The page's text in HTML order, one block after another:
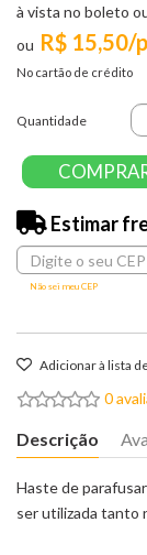
R$ 15,50/
No cartão de crédito
à vista no boleto
Quantidade
Estimar
Não sei meu CEP
Adicionar à lista
0
Descrição
Haste de
ser utilizada tanto